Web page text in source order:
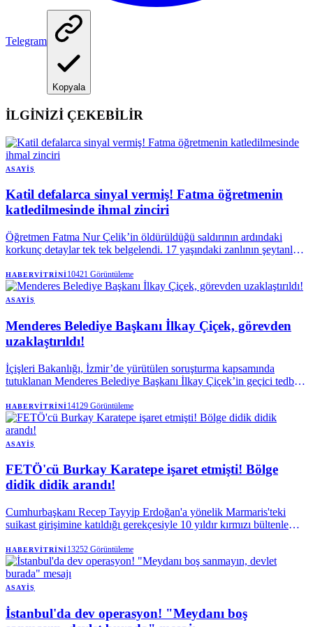
Telegram
Kopyala
İLGİNİZİ ÇEKEBİLİR
ASAYIŞ
Katil defalarca sinyal vermiş! Fatma öğretmenin
katledilmesinde ihmal zinciri
Öğretmen Fatma Nur Çelik’in öldürüldüğü saldırının ardındaki
korkunç detaylar tek tek belgelendi. 17 yaşındaki zanlının şeytanla
sakladığı tespit edildi.
HABERVITRINI10421 Görüntüleme
ASAYIŞ
Menderes Belediye Başkanı İlkay Çiçek, görevden
uzaklaştırıldı!
İçişleri Bakanlığı, İzmir’de yürütülen soruşturma kapsamında
tutuklanan Menderes Belediye Başkanı İlkay Çiçek’in geçici tedbir
HABERVITRINI14129 Görüntüleme
ASAYIŞ
FETÖ'cü Burkay Karatepe işaret etmişti! Bölge
didik didik arandı!
Cumhurbaşkanı Recep Tayyip Erdoğan'a yönelik Marmaris'teki
suikast girişimine katıldığı gerekçesiyle 10 yıldır kırmızı bültenle
Burkay Karatepe'nin gösterdiği bölgelerde yapılan aramalardan
sonuç çıkmadı. Ekipler, 155 personel, 23 dedektör ve 3 köpekle
yürüttüğü çalışmalarda silah ve mühimmata rastlayamadı.
HABERVITRINI13252 Görüntüleme
ASAYIŞ
İstanbul'da dev operasyon! "Meydanı boş